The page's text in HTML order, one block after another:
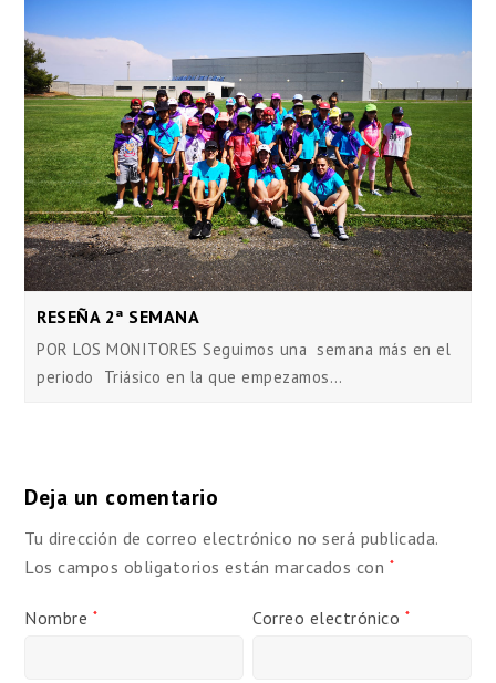
RESEÑA 2ª SEMANA
POR LOS MONITORES Seguimos una semana más en el
periodo Triásico en la que empezamos…
Deja un comentario
Tu dirección de correo electrónico no será publicada.
Los campos obligatorios están marcados con *
Nombre * Correo electrónico *